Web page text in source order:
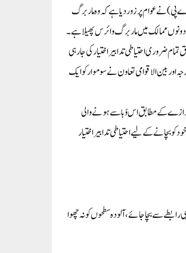
پی) نے عوام پرزوردیا ہے کہ وہ ماربرگ
دونوں ممالک میں ماربرگ وائرس پھیلاہے۔
ضروری احتیاطی تدابیراختیارکی جارہی
بین الاقوامی تعاون نے سوموار کو ایک
کے مطابق اس وَبا سے ہونے والی
کے لیے احتیاطی تدابیراختیار
رابطے سے بچا جائے، آلودہ سطحوں کو نہ چھوا